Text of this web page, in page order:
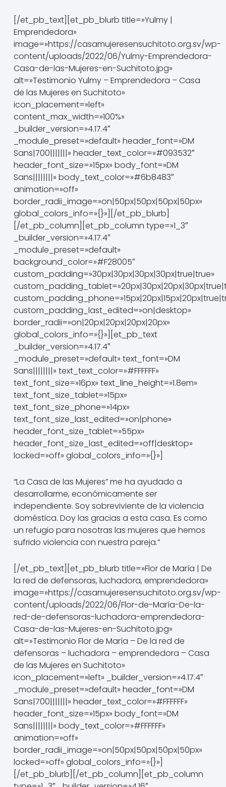
[/et_pb_text][et_pb_blurb title=»Yulmy |
Emprendedora»
image=»https://casamujeresensuchitoto.org.sv/wp-
content/uploads/2022/06/Yulmy-Emprendedora-
Casa-de-las-Mujeres-en-Suchitoto.jpg»
alt=»Testimonio Yulmy – Emprendedora – Casa
de las Mujeres en Suchitoto»
icon_placement=»left»
content_max_width=»100%»
_builder_version=»4.17.4″
_module_preset=»default» header_font=»DM
Sans|700|||||||» header_text_color=»#093532″
header_font_size=»15px» body_font=»DM
Sans||||||||» body_text_color=»#6b8483″
animation=»off»
border_radii_image=»on|50px|50px|50px|50px»
global_colors_info=»{}»][/et_pb_blurb]
[/et_pb_column][et_pb_column type=»1_3″
_builder_version=»4.17.4″
_module_preset=»default»
background_color=»#F28005″
custom_padding=»30px|30px|30px|30px|true|true»
custom_padding_last_edited=»on|desktop»
border_radii=»on|20px|20px|20px|20px»
global_colors_info=»{}»][et_pb_text
_builder_version=»4.17.4″
_module_preset=»default» text_font=»DM
Sans||||||||» text_text_color=»#FFFFFF»
text_font_size=»16px» text_line_height=»1.8em»
text_font_size_tablet=»15px»
text_font_size_phone=»14px»
text_font_size_last_edited=»on|phone»
header_font_size_tablet=»55px»
header_font_size_last_edited=»off|desktop»
locked=»off» global_colors_info=»{}»]
“La Casa de las Mujeres” me ha ayudado a
desarrollarme, económicamente ser
independiente. Soy sobreviviente de la violencia
doméstica. Doy las gracias a esta casa. Es como
un refugio para nosotras las mujeres que hemos
sufrido violencia con nuestra pareja.”
[/et_pb_text][et_pb_blurb title=»Flor de María | De
la red de defensoras, luchadora, emprendedora»
image=»https://casamujeresensuchitoto.org.sv/wp-
content/uploads/2022/06/Flor-de-María-De-la-
red-de-defensoras-luchadora-emprendedora-
Casa-de-las-Mujeres-en-Suchitoto.jpg»
alt=»Testimonio Flor de María – De la red de
defensoras – luchadora – emprendedora – Casa
de las Mujeres en Suchitoto»
icon_placement=»left» _builder_version=»4.17.4″
_module_preset=»default» header_font=»DM
Sans|700|||||||» header_text_color=»#FFFFFF»
header_font_size=»15px» body_font=»DM
Sans||||||||» body_text_color=»#FFFFFF»
animation=»off»
border_radii_image=»on|50px|50px|50px|50px»
locked=»off» global_colors_info=»{}»]
[/et_pb_blurb][/et_pb_column][et_pb_column